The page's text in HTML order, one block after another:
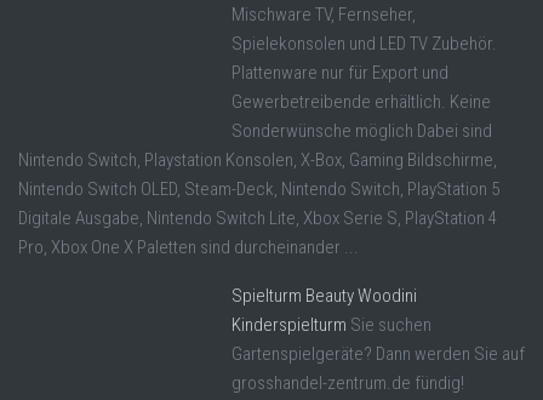
Mischware TV, Fernseher,
Spielekonsolen und LED TV Zubehör.
Plattenware nur für Export und
Gewerbetreibende erhältlich. Keine
Sonderwünsche möglich Dabei sind
Nintendo Switch, Playstation Konsolen, X-Box, Gaming Bildschirme,
Nintendo Switch OLED, Steam-Deck, Nintendo Switch, PlayStation 5
Digitale Ausgabe, Nintendo Switch Lite, Xbox Serie S, PlayStation 4
Pro, Xbox One X Paletten sind durcheinander ...
Spielturm Beauty Woodini
Kinderspielturm Sie suchen
Gartenspielgeräte? Dann werden Sie auf
grosshandel-zentrum.de fündig!